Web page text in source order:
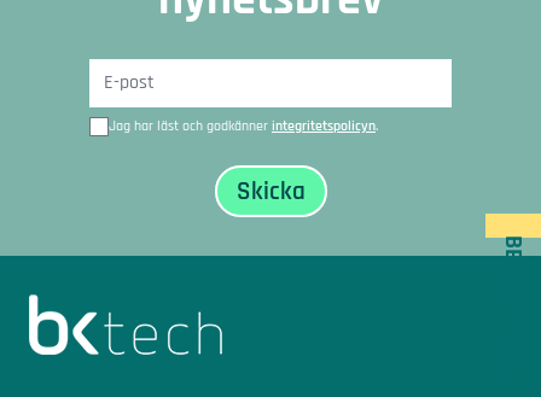
Jag har läst och godkänner integritetspolicyn.
Sidfot